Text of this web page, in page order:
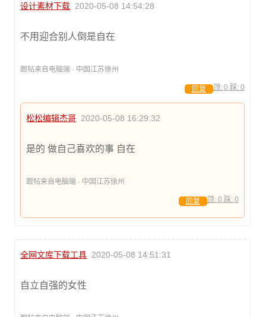
设计素材下载 2020-05-08 14:54:28
不用迎合别人倒是自在
跟帖来自电脑端 · 中国江苏徐州
顶: 0 踩: 0
回复
松松编辑杰哥 2020-05-08 16:29:32
是的 做自己喜欢的事 自在
跟帖来自电脑端 · 中国江苏徐州
顶: 0 踩: 0
回复
全网文库下载工具 2020-05-08 14:51:31
自立自强的女性